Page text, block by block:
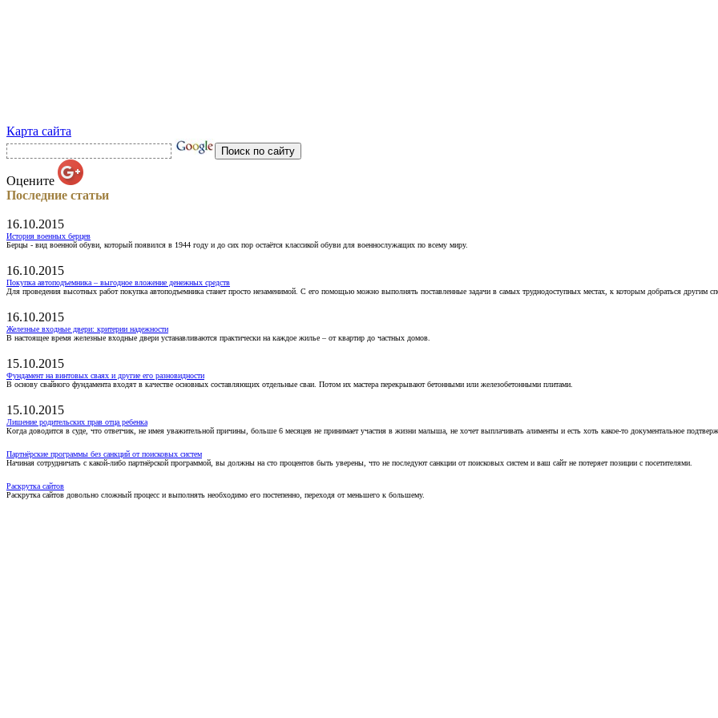
Карта сайта
Оцените
Последние статьи
16.10.2015
История военных берцев
Берцы - вид военной обуви, который появился в 1944 году и до сих пор остаётся классикой обуви для военнослужащих по всему миру.
16.10.2015
Покупка автоподъемника – выгодное вложение денежных средств
Для проведения высотных работ покупка автоподъемника станет просто незаменимой. С его помощью можно выполнять поставленные задачи в самых труднодоступных местах, к которым добраться другим
16.10.2015
Железные входные двери: критерии надежности
В настоящее время железные входные двери устанавливаются практически на каждое жилье – от квартир до частных домов.
15.10.2015
Фундамент на винтовых сваях и другие его разновидности
В основу свайного фундамента входят в качестве основных составляющих отдельные сваи. Потом их мастера перекрывают бетонными или железобетонными плитами.
15.10.2015
Лишение родительских прав отца ребенка
Когда доводится в суде, что ответчик, не имея уважительной причины, больше 6 месяцев не принимает участия в жизни малыша, не хочет выплачивать алименты и есть хоть какое-то документальное
Партнёрские программы без санкций от поисковых систем
Начиная сотрудничать с какой-либо партнёрской программой, вы должны на сто процентов быть уверены, что не последуют санкции от поисковых систем и ваш сайт не потеряет позиции с посетителями.
Раскрутка сайтов
Раскрутка сайтов довольно сложный процесс и выполнять необходимо его постепенно, переходя от меньшего к большему.